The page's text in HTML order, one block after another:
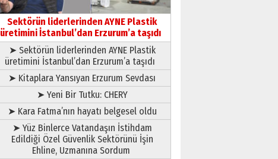
Bir fotoğraf, bir şehir, bir
gazeteci… Dizginler kimin
elinde?
31 Mart 2026 Salı
A. Berhan Yılmaz
BİR BÖLÜM DEĞİL, BİR ÖMÜR
SEÇİYORSUNUZ… “NEDEN
ATATÜRK ÜNİVERSİTESİ?”
28 Temmuz 2026 Salı
Ahmet Gökhan YAZICI
Ahmed Yesevi’den bir
Alperen… ”Reisimiz” idi…
Hakka yürüdü.!
26 Mart 2026 Perşembe
Sektörün liderlerinden AYNE Plastik
üretimini İstanbul’dan Erzurum’a taşıdı
➤ Sektörün liderlerinden AYNE Plastik
üretimini İstanbul’dan Erzurum’a taşıdı
➤ Kitaplara Yansıyan Erzurum Sevdası
➤ Yeni Bir Tutku: CHERY
➤ Kara Fatma’nın hayatı belgesel oldu
➤ Yüz Binlerce Vatandaşın İstihdam
Edildiği Özel Güvenlik Sektörünü İşin
Ehline, Uzmanına Sordum